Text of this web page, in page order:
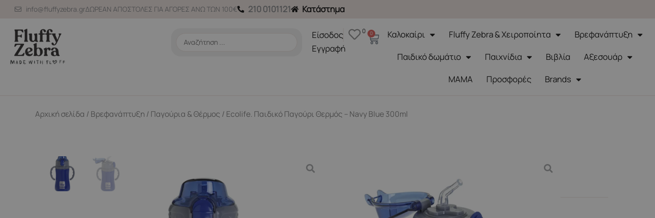
Μετάβαση
περιεχόμενο
info@fluffyzebra.grΔΩΡΕΑΝ ΑΠΟΣΤΟΛΕΣ ΓΙΑ ΑΓΟΡΕΣ ΑΝΩ ΤΩΝ 100€ 210 0101121 Κατάστημα
Search
Είσοδος
Εγγραφή
0 0
CartΚαλοκαίρι Fluffy Zebra & Χειροποίητα
Βρεφανάπτυξη
Παιδικό δωμάτιο
Παιχνίδια Βιβλία
Αξεσουάρ
ΜΑΜΑ
Προσφορές Brands
Αρχική σελίδα / Βρεφανάπτυξη / Παγούρια & Θέρμος / Ecolife. Παιδικό Παγούρι Θερμός – Navy Blue 300ml
Ecolife. Παιδικό Παγούρι Θερμός – Navy Blue 300ml
Κωδικός Προϊόντος 33-BO-2990